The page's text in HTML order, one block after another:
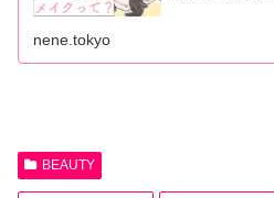
nene.tokyo
BEAUTY